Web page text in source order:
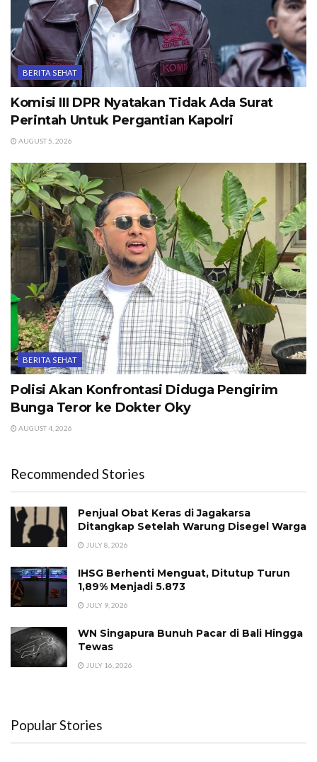
BERITA SEHAT
Komisi III DPR Nyatakan Tidak Ada Surat
Perintah Untuk Pergantian Kapolri
AUGUST 5, 2026
BERITA SEHAT
Polisi Akan Konfrontasi Diduga Pengirim
Bunga Teror ke Dokter Oky
AUGUST 4, 2026
Recommended Stories
Penjual Obat Keras di Jagakarsa
Ditangkap Setelah Warung Disegel Warga
JULY 8, 2026
IHSG Berhenti Menguat, Ditutup Turun
1,89% Menjadi 5.873
JULY 9, 2026
WN Singapura Bunuh Pacar di Bali Hingga
Tewas
JULY 16, 2026
Popular Stories